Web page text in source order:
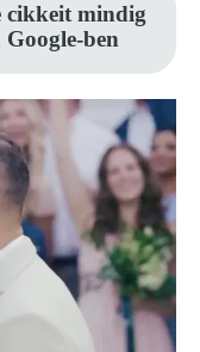
cikkeit mindig
ben